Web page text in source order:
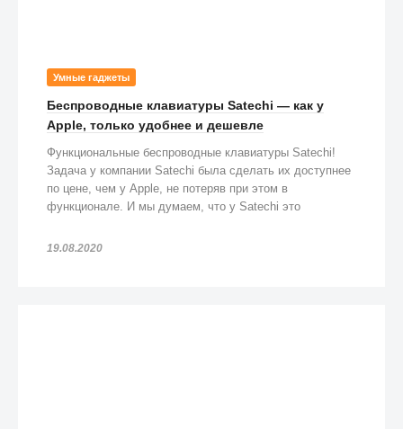
Умные гаджеты
Беспроводные клавиатуры Satechi — как у
Apple, только удобнее и дешевле
Функциональные беспроводные клавиатуры Satechi!
Задача у компании Satechi была сделать их доступнее
по цене, чем у Apple, не потеряв при этом в
функционале. И мы думаем, что у Satechi это
19.08.2020